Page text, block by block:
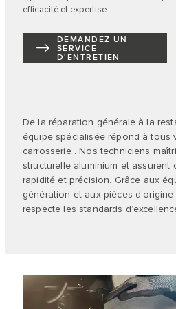
efficacité et expertise.
DEMANDEZ UN
SERVICE
D'ENTRETIEN
De la réparation générale à la
équipe spécialisée répond à tous
carrosserie . Nos techniciens
structurelle aluminium et assurent
rapidité et précision. Grâce aux
génération et aux pièces
respecte les standards